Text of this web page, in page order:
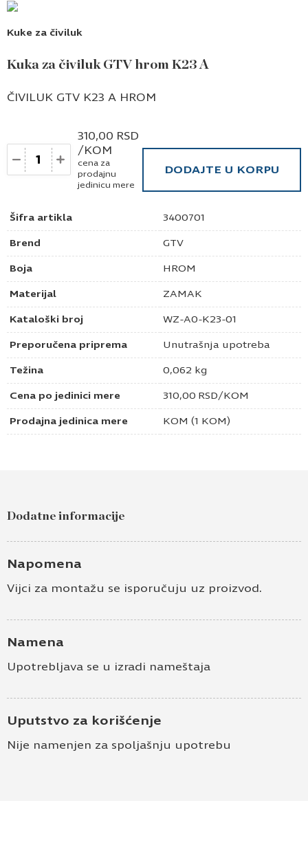
Kuke za čiviluk
Kuka za čiviluk GTV hrom K23 A
Šifra artikla 3400701
Brend GTV
Boja HROM
Materijal ZAMAK
Kataloški broj WZ-A0-K23-01
Preporučena priprema Unutrašnja upotreba
Težina 0,062 kg
Cena po jedinici mere 310,00 RSD/KOM
Prodajna jedinica mere KOM (1 KOM)
ČIVILUK GTV K23 A HROM
Količina
310,00 RSD
/KOM
cena za
prodajnu
jedinicu mere
DODAJTE U KORPU
Dodatne informacije
Napomena
Vijci za montažu se isporučuju uz proizvod.
Namena
Upotrebljava se u izradi nameštaja
Uputstvo za korišćenje
Nije namenjen za spoljašnju upotrebu